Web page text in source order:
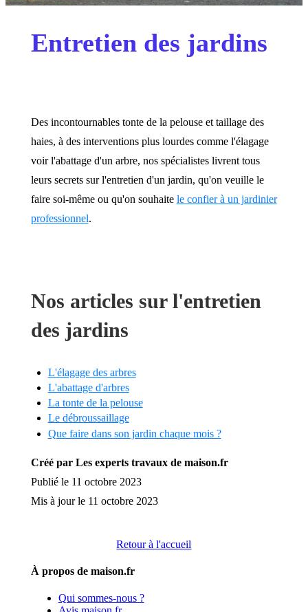
Entretien des jardins
Des incontournables tonte de la pelouse et taillage des
haies, à des interventions plus lourdes comme l'élagage
voir l'abattage d'un arbre, nos spécialistes livrent tous
leurs secrets sur l'entretien d'un jardin, qu'on veuille le
faire soi-même ou qu'on souhaite le confier à un jardinier
professionnel.
Nos articles sur l'entretien
des jardins
L'élagage des arbres
L'abattage d'arbres
La tonte de la pelouse
Le débroussaillage
Que faire dans son jardin chaque mois ?
Créé par Les experts travaux de maison.fr
Publié le 11 octobre 2023
Mis à jour le 11 octobre 2023
Retour à l'accueil
À propos de maison.fr
Qui sommes-nous ?